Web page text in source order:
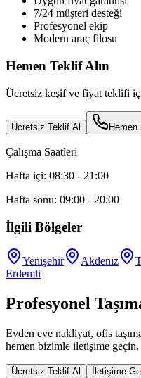
7/24 müşteri desteği
Profesyonel ekip
Modern araç filosu
Hemen Teklif Alın
Ücretsiz keşif ve fiyat teklifi
Ücretsiz Teklif Al Hemen
Çalışma Saatleri
Hafta içi: 08:30 - 21:00
Hafta sonu: 09:00 - 20:00
İlgili Bölgeler
Yenişehir Akdeniz
Erdemli
Profesyonel
Evden eve nakliyat, ofis
hemen bizimle iletişime geçin.
Ücretsiz Teklif Al İletişime